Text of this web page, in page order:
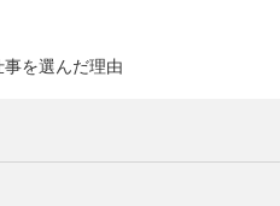
を選んだ理由